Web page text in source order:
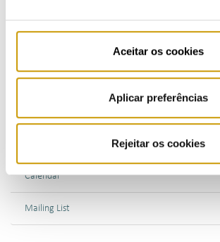
Aceitar os cookies
Aplicar preferências
Rejeitar os cookies
Publications (PT)
Calendar
Mailing List